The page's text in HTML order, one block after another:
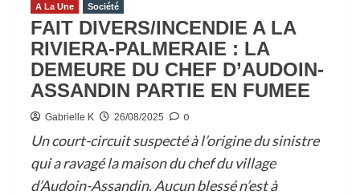
A La Une Société
FAIT DIVERS/INCENDIE A LA
RIVIERA-PALMERAIE : LA
DEMEURE DU CHEF D’AUDOIN-
ASSANDIN PARTIE EN FUMEE
Gabrielle K 26/08/2025 0
Un court-circuit suspecté à l’origine du sinistre
qui a ravagé la maison du chef du village
d’Audoin-Assandin. Aucun blessé n’est à